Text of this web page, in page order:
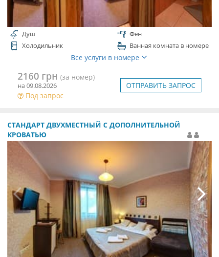
Душ
Фен
Холодильник
Ванная комната в номере
Все услуги в номере
2160 грн (за номер)
на 09.08.2026
Под запрос
ОТПРАВИТЬ ЗАПРОС
СТАНДАРТ ДВУХМЕСТНЫЙ С ДОПОЛНИТЕЛЬНОЙ
КРОВАТЬЮ